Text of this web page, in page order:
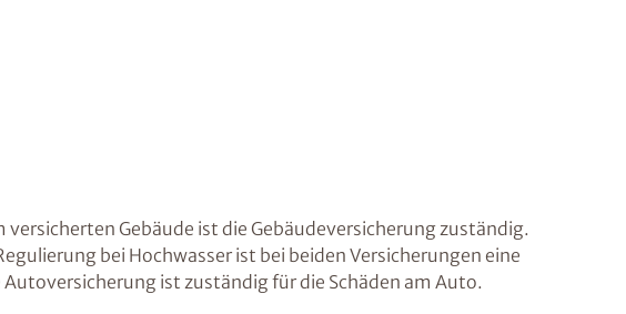
Gebäude ist die Gebäudeversicherung zuständig.
bei Hochwasser ist bei beiden Versicherungen eine
ist zuständig für die Schäden am Auto.